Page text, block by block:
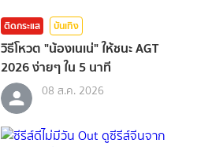
ติดกระแส บันเทิง
วิธีโหวต "น้องเนเน่" ให้ชนะ AGT
2026 ง่ายๆ ใน 5 นาที
08 ส.ค. 2026